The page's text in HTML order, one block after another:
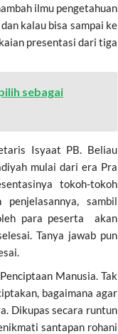
ilmu pengetahuan
kalau bisa sampai ke
presentasi dari tiga
sebagai
Isyaat PB. Beliau
mulai dari era Pra
tokoh-tokoh
sambil
para peserta akan
Tanya jawab pun
Manusia. Tak
bagaimana agar
Dikupas secara runtun
santapan rohani